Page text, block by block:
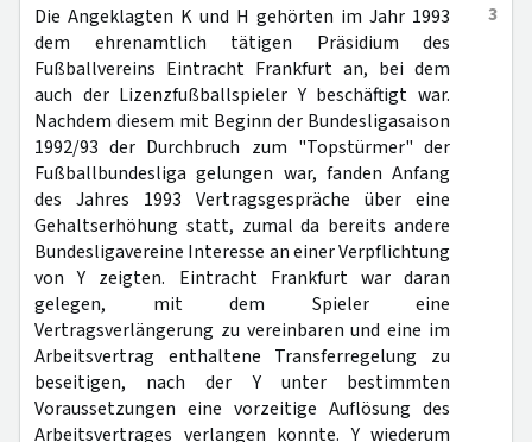
3
Die Angeklagten K und H gehörten im Jahr 1993
dem ehrenamtlich tätigen Präsidium des
Fußballvereins Eintracht Frankfurt an, bei dem
auch der Lizenzfußballspieler Y beschäftigt war.
Nachdem diesem mit Beginn der Bundesligasaison
1992/93 der Durchbruch zum "Topstürmer" der
Fußballbundesliga gelungen war, fanden Anfang
des Jahres 1993 Vertragsgespräche über eine
Gehaltserhöhung statt, zumal da bereits andere
Bundesligavereine Interesse an einer Verpflichtung
von Y zeigten. Eintracht Frankfurt war daran
gelegen, mit dem Spieler eine
Vertragsverlängerung zu vereinbaren und eine im
Arbeitsvertrag enthaltene Transferregelung zu
beseitigen, nach der Y unter bestimmten
Voraussetzungen eine vorzeitige Auflösung des
Arbeitsvertrages verlangen konnte. Y wiederum